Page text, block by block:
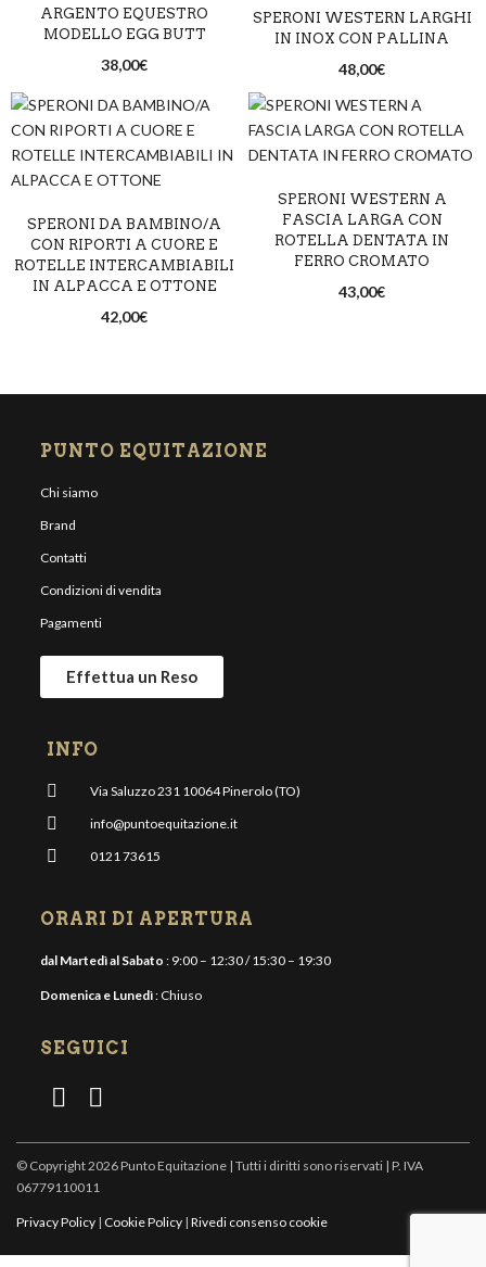
90 cm
95 cm
100 cm
110 cm
Marrone/Oro
Nero/Argento
ARGENTO EQUESTRO
MODELLO EGG BUTT
38,00€
SPERONI WESTERN LARGHI
IN INOX CON PALLINA
48,00€
SPERONI DA BAMBINO/A
CON RIPORTI A CUORE E
ROTELLE INTERCAMBIABILI
IN ALPACCA E OTTONE
42,00€
SPERONI WESTERN A
FASCIA LARGA CON
ROTELLA DENTATA IN
FERRO CROMATO
43,00€
PUNTO EQUITAZIONE
Chi siamo
Brand
Contatti
Condizioni di vendita
Pagamenti
Effettua un Reso
INFO
Via Saluzzo 231 10064 Pinerolo (TO)
info@puntoequitazione.it
0121 73615
ORARI DI APERTURA
dal Martedì al Sabato : 9:00 – 12:30 / 15:30 – 19:30
Domenica e Lunedì: Chiuso
SEGUICI
© Copyright 2026 Punto Equitazione | Tutti i diritti sono riservati | P. IVA
06779110011
Privacy Policy | Cookie Policy | Rivedi consenso cookie